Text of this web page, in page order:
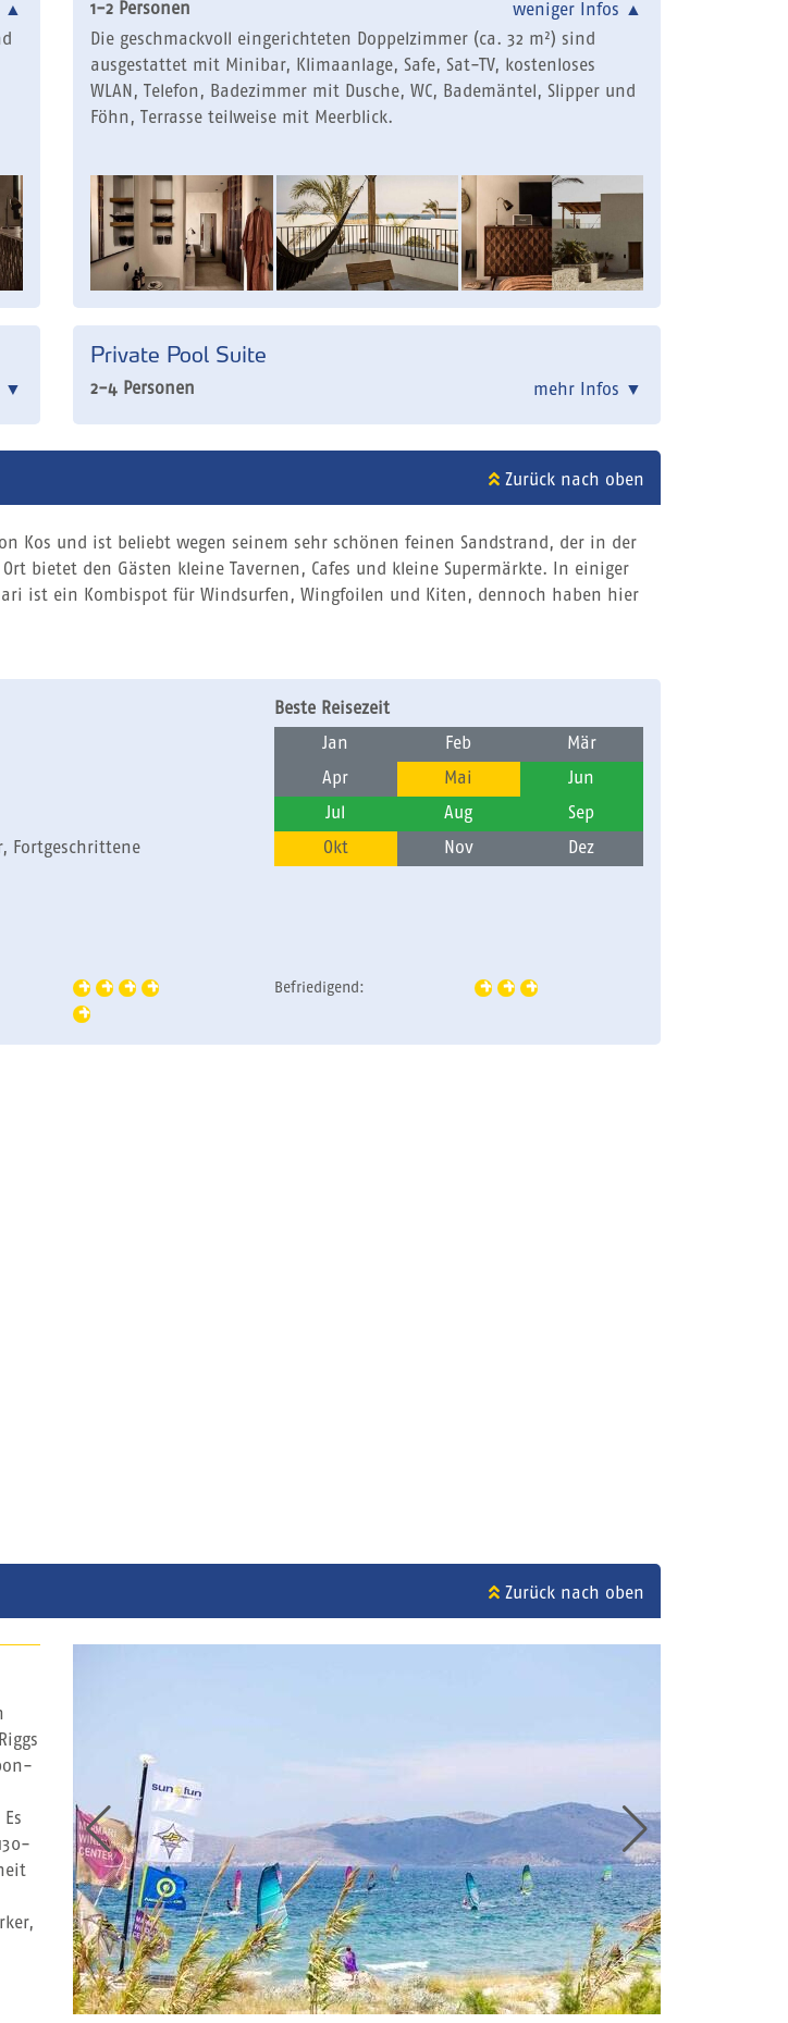
▲
1-2 Personen weniger Infos ▲
Die geschmackvoll eingerichteten Doppelzimmer (ca. 32 m²) sind
ausgestattet mit Minibar, Klimaanlage, Safe, Sat-TV, kostenloses
WLAN, Telefon, Badezimmer mit Dusche, WC, Bademäntel, Slipper und
Föhn, Terrasse teilweise mit Meerblick.
▼
Private Pool Suite
2-4 Personen mehr Infos ▼
Zurück nach oben
Kos und ist beliebt wegen seinem sehr schönen feinen Sandstrand, der in der
bietet den Gästen kleine Tavernen, Cafes und kleine Supermärkte. In einiger
ist ein Kombispot für Windsurfen, Wingfoilen und Kiten, dennoch haben hier
Fortgeschrittene
Beste Reisezeit
Jan
Feb
Mär
Apr
Mai
Jun
Jul
Aug
Sep
Okt
Nov Dez
Befriedigend:
Zurück nach oben